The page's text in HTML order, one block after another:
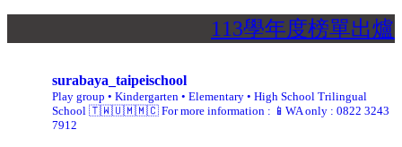
113學年度榜單出爐
surabaya_taipeischool
Play group • Kindergarten • Elementary • High School Trilingual
School 🇹🇼🇺🇲🇲🇨 For more information : 📱WA only : 0822 3243
7912